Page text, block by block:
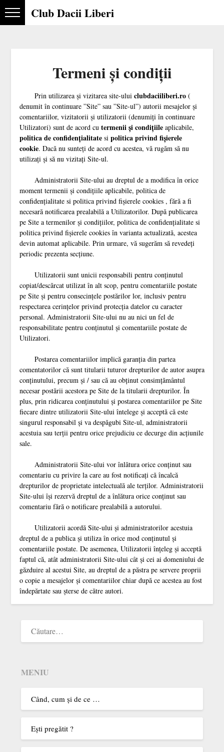
Club Dacii Liberi
Termeni şi condiţii
Prin utilizarea şi vizitarea site-ului clubdaciiliberi.ro(
denumit în continuare ”Site” sau ”Site-ul”) autorii mesajelor şi
comentariilor, vizitatorii şi utilizatorii (denumiţi în continuare
Utilizatori) sunt de acord cu termenii şi condiţiileaplicabile,
politica de confidențialitatesi politica privind fișierele
cookie. Dacă nu sunteţi de acord cu acestea, vă rugăm să nu
utilizaţi şi să nu vizitaţi Site-ul.
Administratorii Site-ului au dreptul de a modifica în orice
moment termenii şi condiţiile aplicabile, politica de
confidențialitate si politica privind fișierele cookies , fără a fi
necesară notificarea prealabilă a Utilizatorilor. După publicarea
pe Site a termenilor şi condiţiilor, politica de confidențialitate si
politica privind fișierele cookies în varianta actualizată, acestea
devin automat aplicabile. Prin urmare, vă sugerăm să revedeţi
periodic prezenta secţiune.
Utilizatorii sunt unicii responsabili pentru conţinutul
copiat/descărcat utilizat în alt scop, pentru comentariile postate
pe Site şi pentru consecinţele postărilor lor, inclusiv pentru
respectarea cerinţelor privind protecţia datelor cu caracter
personal. Administratorii Site-ului nu au nici un fel de
responsabilitate pentru conţinutul şi comentariile postate de
Utilizatori.
Postarea comentariilor implică garanţia din partea
comentatorilor că sunt titularii tuturor drepturilor de autor asupra
conţinutului, precum şi / sau că au obţinut consimţământul
necesar postării acestora pe Site de la titularii drepturilor. În
plus, prin ridicarea conţinutului şi postarea comentariilor pe Site
fiecare dintre utilizatorii Site-ului întelege şi acceptă că este
singurul responsabil şi va despăgubi Site-ul, administratorii
acestuia sau terţii pentru orice prejudiciu ce decurge din acţiunile
sale.
Administratorii Site-ului vor înlătura orice conţinut sau
comentariu cu privire la care au fost notificaţi că încalcă
drepturilor de proprietate intelectuală ale terţilor. Administratorii
Site-ului îşi rezervă dreptul de a înlătura orice conţinut sau
comentariu fără o notificare prealabilă a autorului.
Utilizatorii acordă Site-ului şi administratorilor acestuia
dreptul de a publica şi utiliza în orice mod conţinutul şi
comentariile postate. De asemenea, Utilizatorii înţeleg şi acceptă
faptul că, atât administratorii Site-ului cât şi cei ai domeniului de
găzduire al acestui Site, au dreptul de a păstra pe servere proprii
o copie a mesajelor şi comentariilor chiar după ce acestea au fost
îndepărtate sau şterse de către autori.
MENIU
Când, cum şi de ce …
Eşti pregătit ?